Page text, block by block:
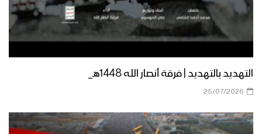
التهديد بالتهديد | فرقة أنصار الله 1448هـ_
25/07/2026